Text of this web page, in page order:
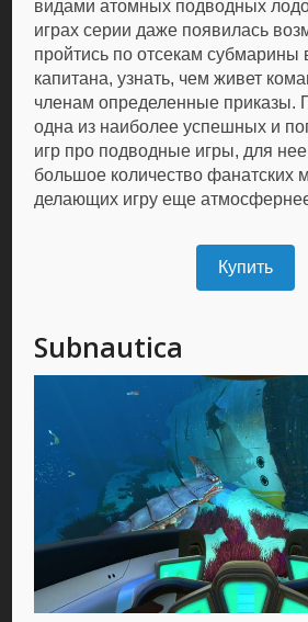
видами атомных подводных
играх серии даже появилась
пройтись по отсекам субмарины
капитана, узнать, чем живет
членам определенные приказы.
одна из наиболее успешных и
игр про подводные игры, для
большое количество фанатских
делающих игру еще
Купить
Subnautica